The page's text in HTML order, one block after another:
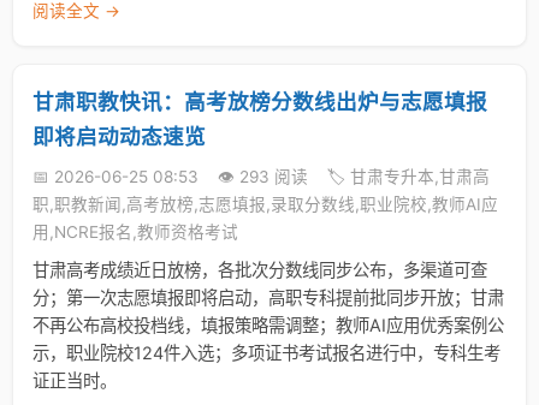
阅读全文 →
甘肃职教快讯：高考放榜分数线出炉与志愿填报
即将启动动态速览
📅 2026-06-25 08:53 👁️ 293 阅读
🏷️ 甘肃专升本,甘肃高
职,职教新闻,高考放榜,志愿填报,录取分数线,职业院校,教师AI应
用,NCRE报名,教师资格考试
甘肃高考成绩近日放榜，各批次分数线同步公布，多渠道可查
分；第一次志愿填报即将启动，高职专科提前批同步开放；甘肃
不再公布高校投档线，填报策略需调整；教师AI应用优秀案例公
示，职业院校124件入选；多项证书考试报名进行中，专科生考
证正当时。